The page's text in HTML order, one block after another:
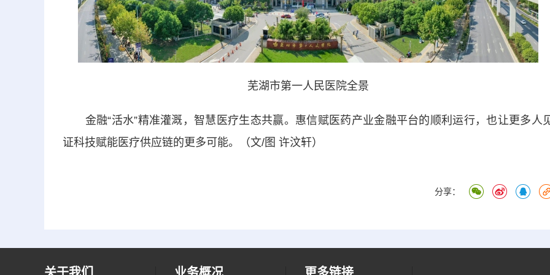
芜湖市第一人民医院全景
金融“活水”精准灌溉，智慧医疗生态共赢。惠信赋医药产业金融平台的顺利运行，也让更多人
证科技赋能医疗供应链的更多可能。（文/图 许汶轩）
分享：